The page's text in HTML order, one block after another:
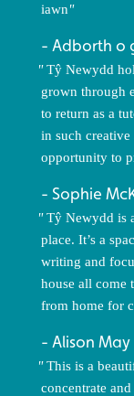
iawn
Adborth o
Tŷ Newydd
grown through
to return as a
in such
opportunity to
Sophie
Tŷ Newydd is
place. It’s a
writing and
house all come
from home for
Alison May
This is a
concentrate